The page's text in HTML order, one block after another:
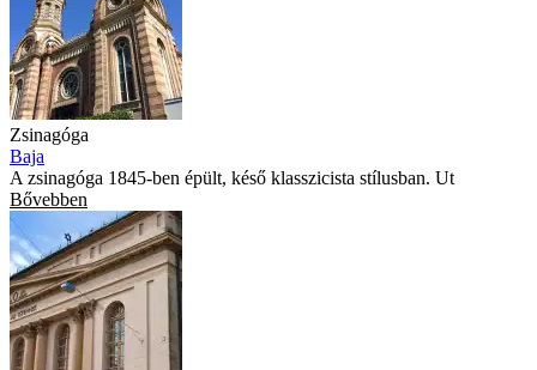
Zsinagóga
Baja
A zsinagóga 1845-ben épült, késő klasszicista stílusban. Ut
Bővebben